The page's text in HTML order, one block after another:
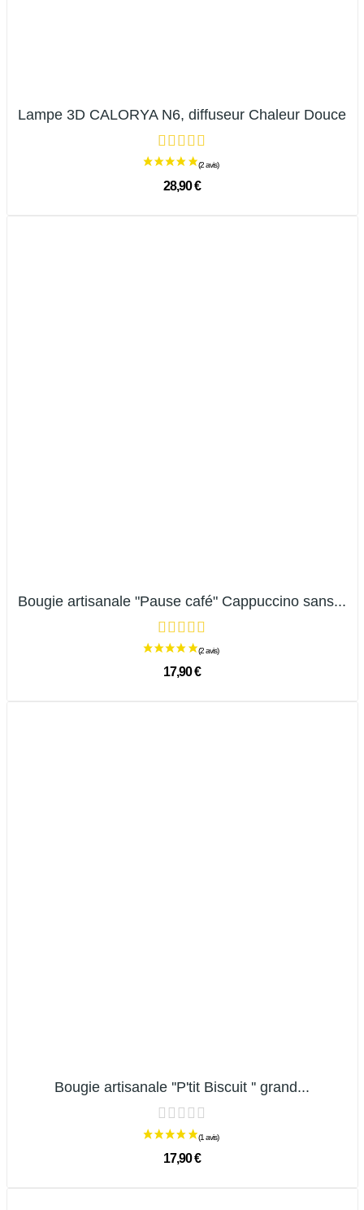
Lampe 3D CALORYA N6, diffuseur Chaleur Douce
28,90 €
Bougie artisanale "Pause café" Cappuccino sans...
17,90 €
Bougie artisanale ''P'tit Biscuit '' grand...
17,90 €